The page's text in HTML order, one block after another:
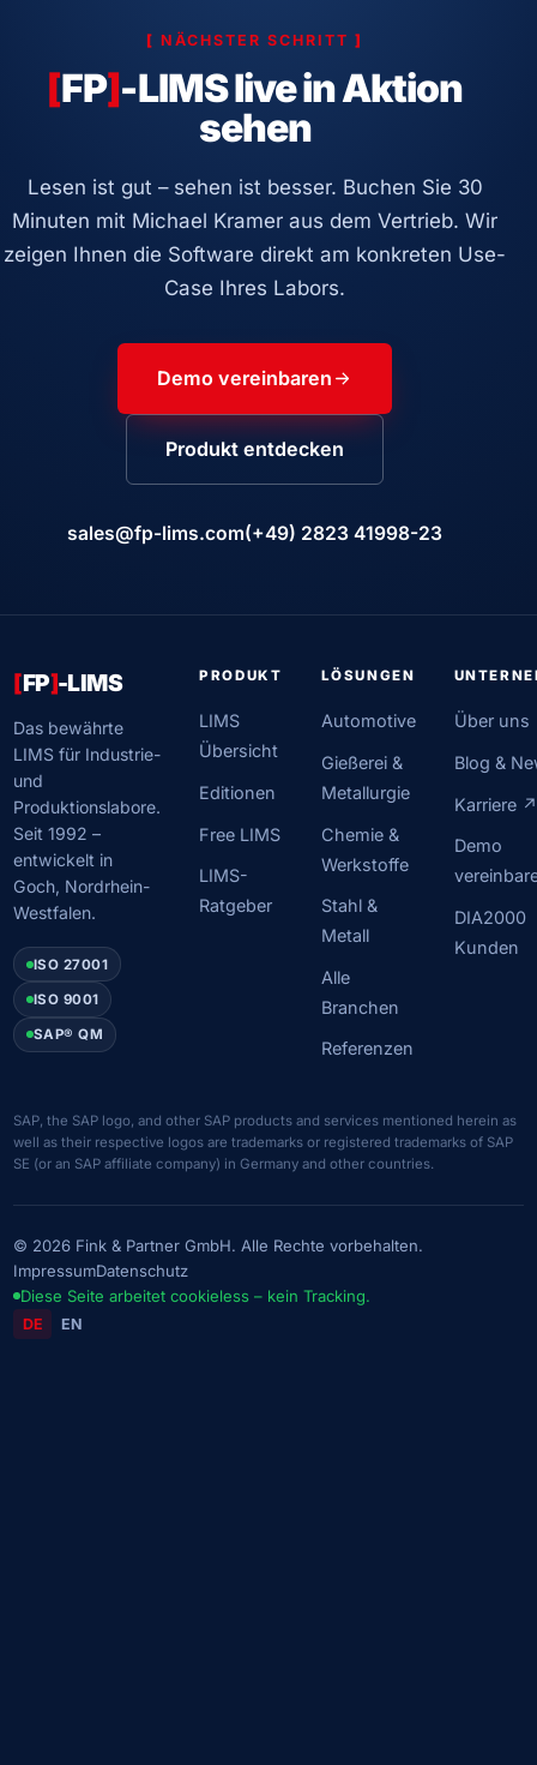
[ NÄCHSTER SCHRITT]
[FP]-LIMS live in Aktion
sehen
Lesen ist gut – sehen ist besser. Buchen Sie 30
Minuten mit Michael Kramer aus dem Vertrieb. Wir
zeigen Ihnen die Software direkt am konkreten Use-
Case Ihres Labors.
Demo vereinbaren
Produkt entdecken
sales@fp-lims.com(+49) 2823 41998-23
[FP]-LIMS
Das bewährte
LIMS für Industrie-
und
Produktionslabore.
Seit 1992 –
entwickelt in
Goch, Nordrhein-
Westfalen.
ISO 27001
ISO 9001
SAP® QM
PRODUKT
LIMS
Übersicht
Editionen
Free LIMS
LIMS-
Ratgeber
LÖSUNGEN
Automotive
Gießerei &
Metallurgie
Chemie &
Werkstoffe
Stahl &
Metall
Alle
Branchen
Referenzen
Über uns
Blog &
Karriere ↗
Demo
DIA2000
Kunden
SAP, the SAP logo, and other SAP products and services mentioned herein as
well as their respective logos are trademarks or registered trademarks of SAP
SE (or an SAP affiliate company) in Germany and other countries.
© 2026 Fink & Partner GmbH. Alle Rechte vorbehalten.
ImpressumDatenschutz
Diese Seite arbeitet cookieless – kein Tracking.
DE EN